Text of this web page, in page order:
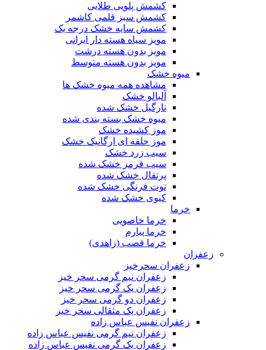
کشمش پلویی طلایی
کشمش سبز قلمی کاشمر
کشمش سایه خشک درجه یک
مویز سیاه هسته دار ایرانی
مویز بدون هسته درشت
مویز بدون هسته متوسط
میوه خشک
مشاهده همه میوه خشک ها
آلبالو خشک
نارگیل خشک شده
میوه خشک بسته بندی شده
موز کشیده خشک
موز حلقه ای ارگانیک خشک
سیب زرد خشک
سیب قرمز خشک شده
پرتقال خشک شده
توت فرنگی خشک شده
کیوی خشک شده
خرما
خرما خاصویی
خرما پیارم
خرما قصب (زاهدی)
زعفران
زعفران سحرخیز
زعفران نیم گرمی سحر خیز
زعفران یک گرمی سحر خیز
زعفران دو گرمی سحر خیز
زعفران یک مثقالی سحر خیز
زعفران نفیس عباس زاده
زعفران نیم گرمی نفیس عباس زاده
زعفران یک گرمی نفیس عباس زاده